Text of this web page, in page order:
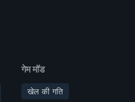
गेम मॉड
खेल की गति